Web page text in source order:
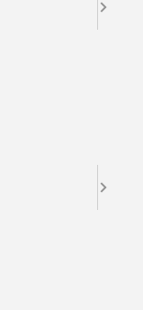
baulicher